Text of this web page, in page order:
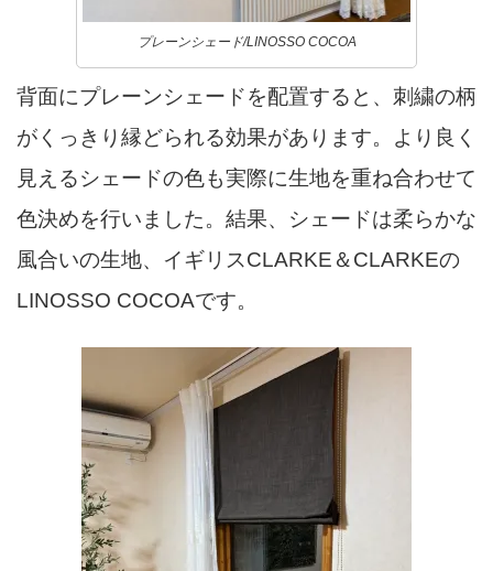
プレーンシェード/LINOSSO COCOA
背面にプレーンシェードを配置すると、刺繍の柄
がくっきり縁どられる効果があります。より良く
見えるシェードの色も実際に生地を重ね合わせて
色決めを行いました。結果、シェードは柔らかな
風合いの生地、イギリスCLARKE＆CLARKEの
LINOSSO COCOAです。